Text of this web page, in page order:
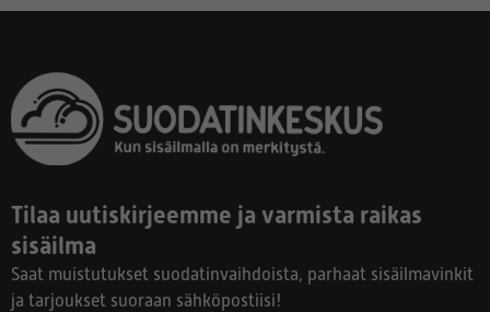
Tilaa uutiskirjeemme ja varmista raikas
sisäilma
Saat muistutukset suodatinvaihdoista, parhaat sisäilmavinkit
ja tarjoukset suoraan sähköpostiisi!